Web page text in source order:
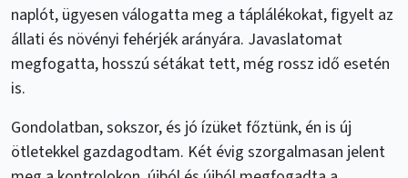
naplót, ügyesen válogatta meg a táplálékokat, figyelt az
állati és növényi fehérjék arányára. Javaslatomat
megfogatta, hosszú sétákat tett, még rossz idő esetén
is.
Gondolatban, sokszor, és jó ízüket főztünk, én is új
ötletekkel gazdagodtam. Két évig szorgalmasan jelent